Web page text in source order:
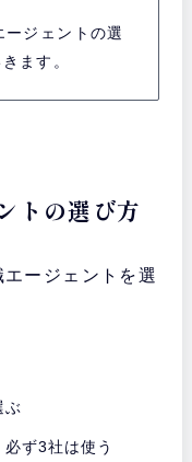
ジェントの選
ます。
トの選び方
ージェントを選
ぶ
必ず3社は使う